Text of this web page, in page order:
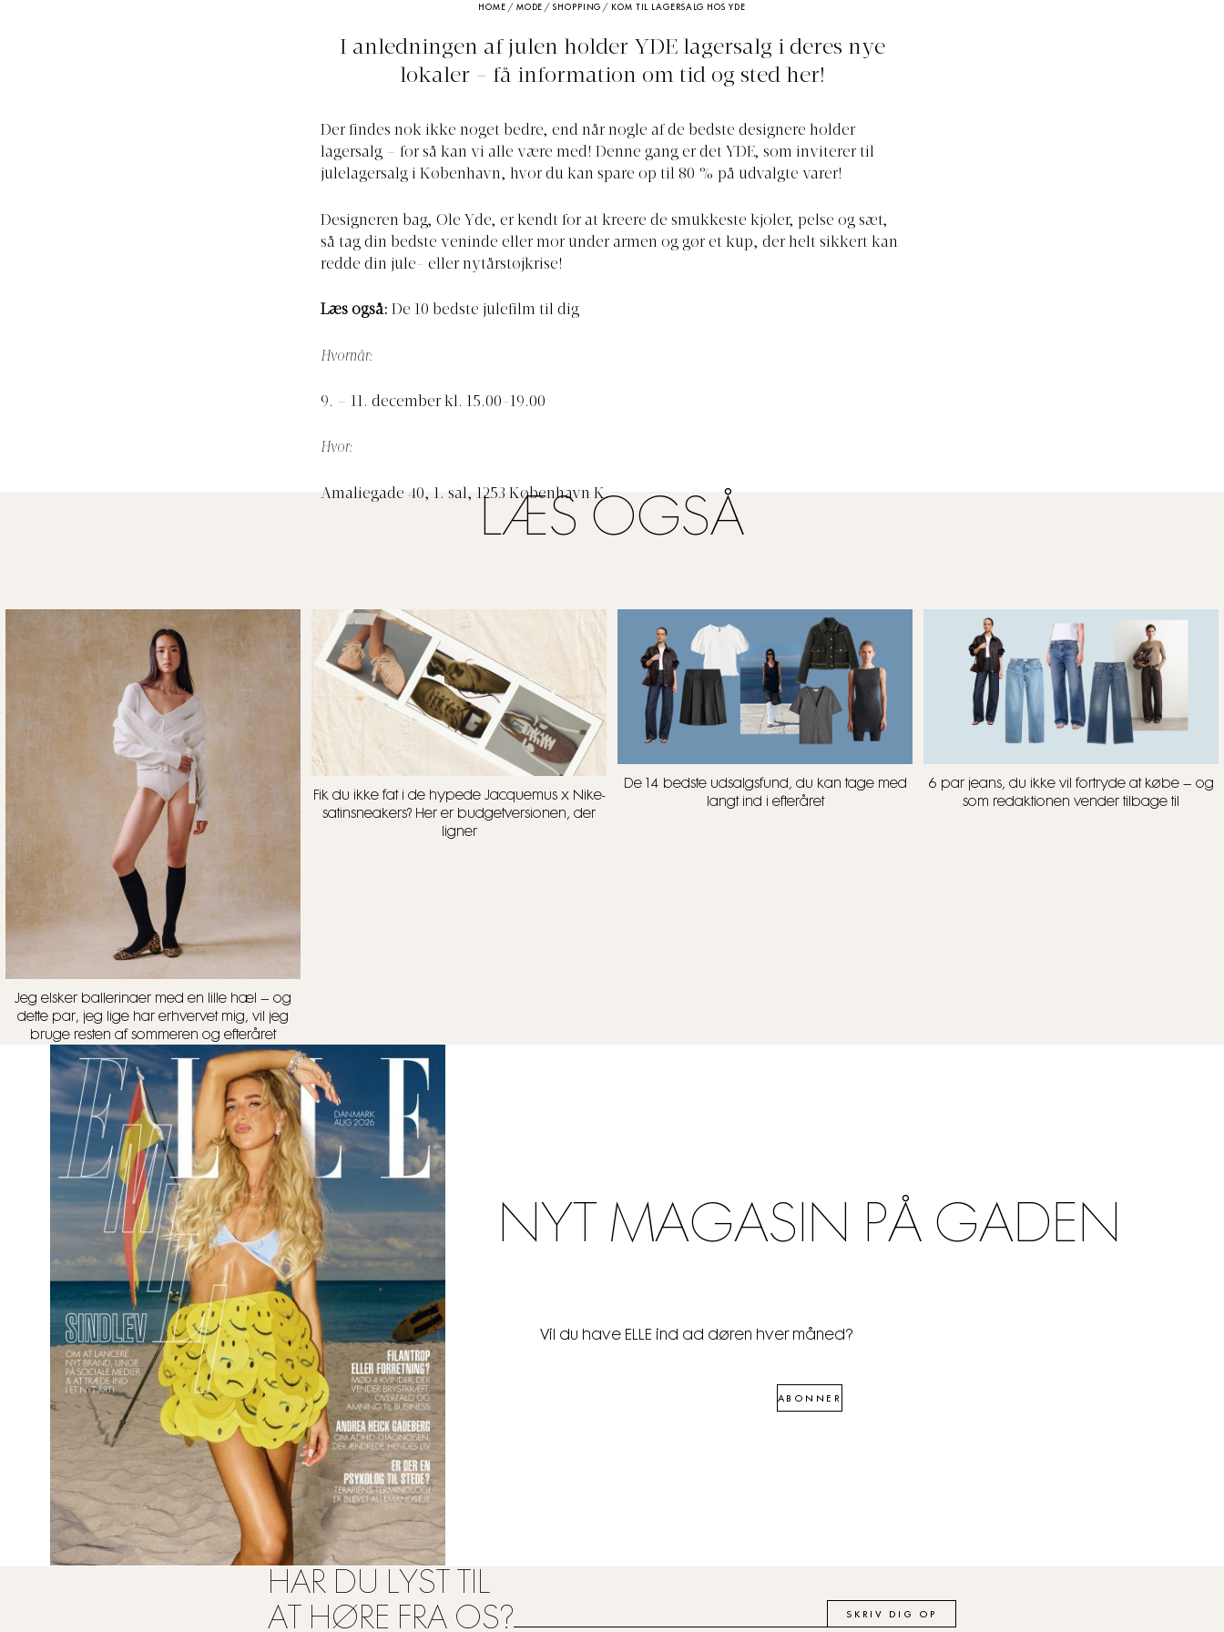
HOME / MODE /SHOPPING / KOM TIL LAGERSALG HOS YDE
I anledningen af julen holder YDE lagersalg i deres nye
lokaler - få information om tid og sted her!
Der findes nok ikke noget bedre, end når nogle af de bedste designere holder
lagersalg – for så kan vi alle være med! Denne gang er det YDE, som inviterer til
julelagersalg i København, hvor du kan spare op til 80 % på udvalgte varer!
Designeren bag, Ole Yde, er kendt for at kreere de smukkeste kjoler, pelse og sæt,
så tag din bedste veninde eller mor under armen og gør et kup, der helt sikkert kan
redde din jule- eller nytårstøjkrise!
Læs også: De 10 bedste julefilm til dig
Hvornår:
9. – 11. december kl. 15.00-19.00
Hvor:
Amaliegade 40, 1. sal, 1253 København K.LÆS OGSÅ
Jeg elsker ballerinaer med en lille hæl – og
dette par, jeg lige har erhvervet mig, vil jeg
bruge resten af sommeren og efteråret
Fik du ikke fat i de hypede Jacquemus x Nike-
satinsneakers? Her er budgetversionen, der
ligner
De 14 bedste udsalgsfund, du kan tage med
langt ind i efteråret
6 par jeans, du ikke vil fortryde at købe – og
som redaktionen vender tilbage til
NYT MAGASIN PÅ GADEN
Vil du have ELLE ind ad døren hver måned?
ABONNER
HAR DU LYST TIL
AT HØRE FRA OS?
SKRIV DIG OP